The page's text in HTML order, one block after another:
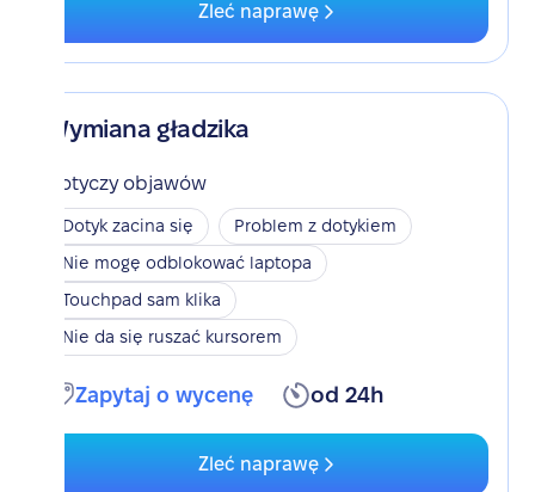
Zleć naprawę
Wymiana gładzika
Dotyczy objawów
Dotyk zacina się
Problem z dotykiem
Nie mogę odblokować laptopa
Touchpad sam klika
Nie da się ruszać kursorem
Zapytaj o wycenę od 24h
Zleć naprawę